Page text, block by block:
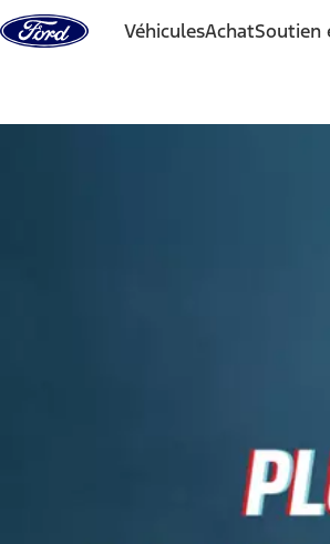
Aller au contenu
VéhiculesAchatSoutien